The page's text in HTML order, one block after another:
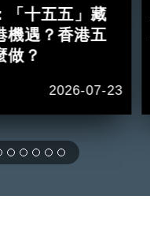
「十五五」藏
機遇？香港五
做？
2026-07-23